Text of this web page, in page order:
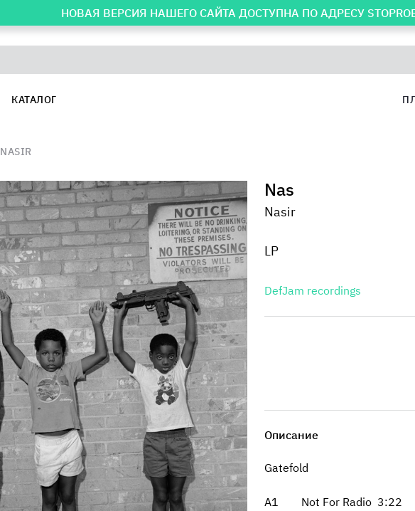
НОВАЯ ВЕРСИЯ НАШЕГО САЙТА ДОСТУПНА ПО АДРЕСУ
КАТАЛОГ
NASIR
Nas
Nasir
LP
DefJam recordings
Описание
Gatefold
A1 Not For Radio 3:22